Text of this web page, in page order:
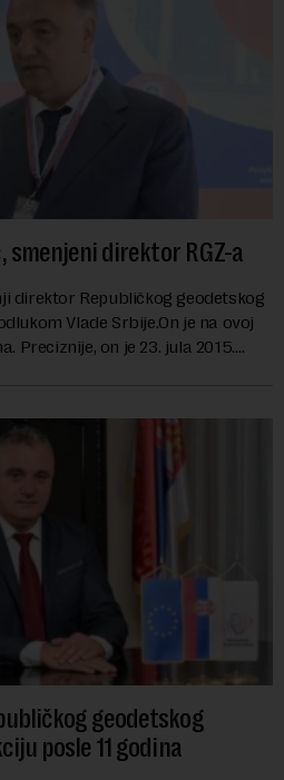
smenjeni direktor RGZ-a
direktor Republičkog geodetskog
Vlade Srbije.On je na ovoj
Preciznije, on je 23. jula 2015.
geodetskog
posle 11 godina